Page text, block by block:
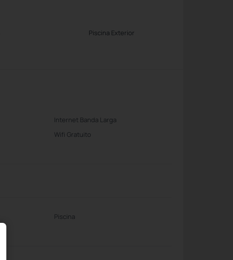
Piscina Exterior
Internet Banda Larga
Wifi Gratuito
Piscina